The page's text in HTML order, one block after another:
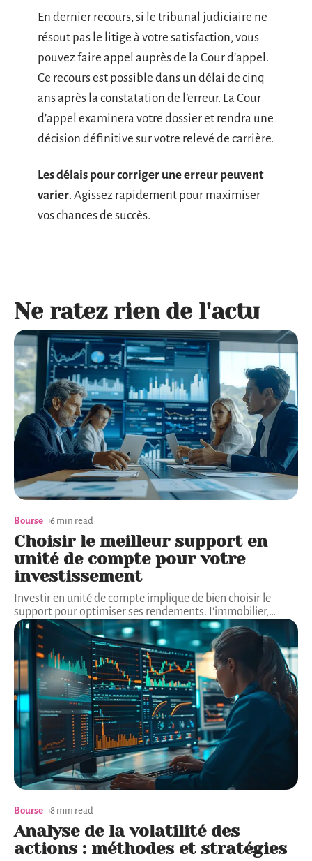
En dernier recours, si le tribunal judiciaire ne
résout pas le litige à votre satisfaction, vous
pouvez faire appel auprès de la Cour d’appel.
Ce recours est possible dans un délai de cinq
ans après la constatation de l’erreur. La Cour
d’appel examinera votre dossier et rendra une
décision définitive sur votre relevé de carrière.
Les délais pour corriger une erreur peuvent
varier. Agissez rapidement pour maximiser
vos chances de succès.
Ne ratez rien de l'actu
Bourse 6 min read
Choisir le meilleur support en
unité de compte pour votre
investissement
Investir en unité de compte implique de bien choisir le
support pour optimiser ses rendements. L'immobilier,…
Bourse 8 min read
Analyse de la volatilité des
actions : méthodes et stratégies